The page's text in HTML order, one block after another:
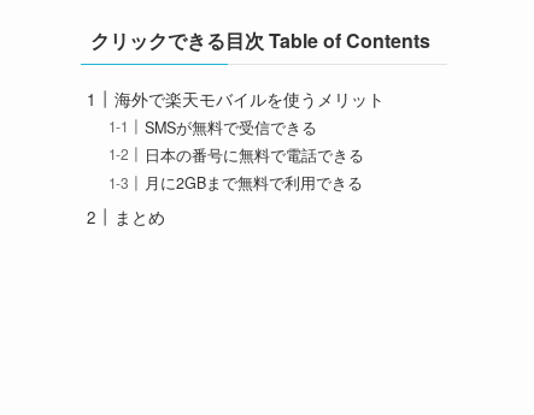
クリックできる目次 Table of Contents
海外で楽天モバイルを使うメリット
SMSが無料で受信できる
日本の番号に無料で電話できる
月に2GBまで無料で利用できる
まとめ